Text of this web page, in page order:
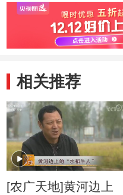
相关推荐
[农广天地]黄河边上